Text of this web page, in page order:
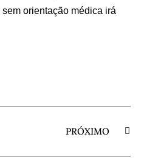
orientação médica irá
PRÓXIMO